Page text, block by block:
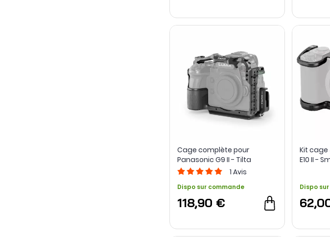
Cage complète pour
Panasonic G9 II - Tilta
1 Avis
Dispo sur commande
118,90 €
Kit cage
E10 II -
Dispo